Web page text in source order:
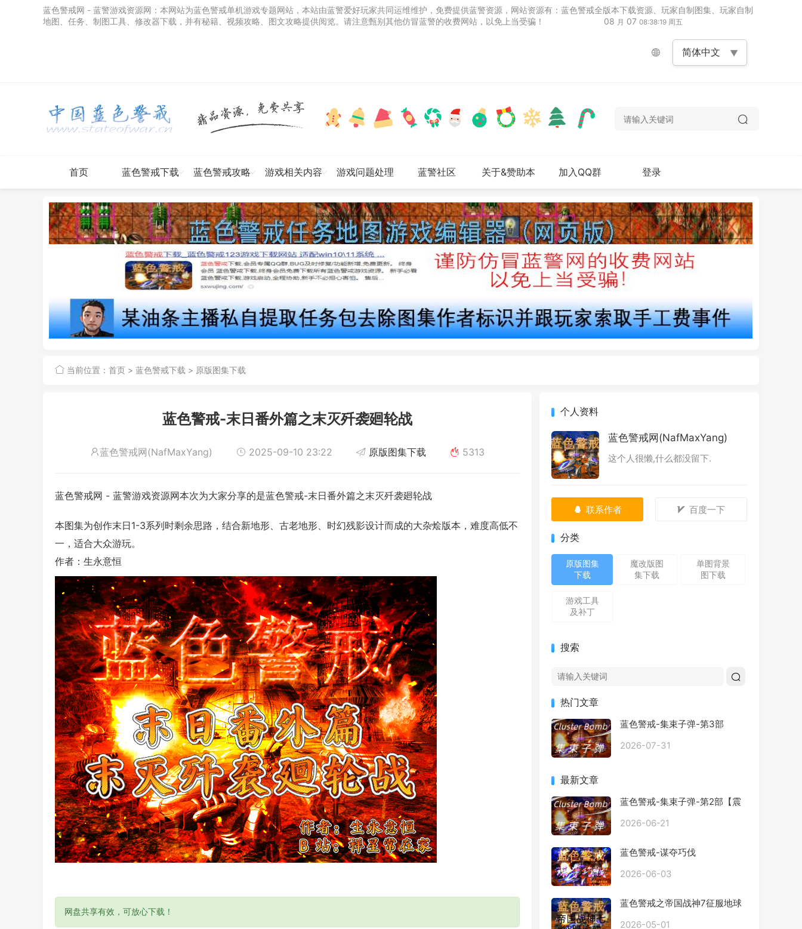
蓝色警戒网 - 蓝警游戏资源网 ：本网站为蓝色警戒单机游戏专题网站，本站由蓝警爱好玩家共同运维维护，免费提供蓝警资源，网站资源有：蓝色警戒全版本下载资源、玩家自制图集、玩家自制
地图、任务、制图工具、修改器下载，并有秘籍、视频攻略、图文攻略提供阅览。请注意甄别其他仿冒蓝警的收费网站，以免上当受骗！
08 月 07 08:38:20 周五
首页 蓝色警戒下载 蓝色警戒攻略 游戏相关内容 游戏问题处理 蓝警社区 关于&赞助本
网站
加入QQ群 登录
当前位置： 首页 > 蓝色警戒下载 > 原版图集下载
蓝色警戒-末日番外篇之末灭歼袭廻轮战
蓝色警戒网(NafMaxYang) 2025-09-10 23:22 原版图集下载 5313
蓝色警戒网 - 蓝警游戏资源网本次为大家分享的是蓝色警戒-末日番外篇之末灭歼袭廻轮战
本图集为创作末日1-3系列时剩余思路，结合新地形、古老地形、时幻残影设计而成的大杂烩版本，难度高低不
一，适合大众游玩。
作者：生永意恒
网盘共享有效，可放心下载！
个人资料
蓝色警戒网(NafMaxYang)
这个人很懒,什么都没留下.
联系作者 百度一下
分类
原版图集
下载
魔改版图
集下载
单图背景
图下载
游戏工具
及补丁
搜索
热门文章
蓝色警戒-集束子弹-第3部
2026-07-31
最新文章
蓝色警戒-集束子弹-第2部【震
2026-06-21
蓝色警戒-谋夺巧伐
2026-06-03
蓝色警戒之帝国战神7征服地球
2026-05-01